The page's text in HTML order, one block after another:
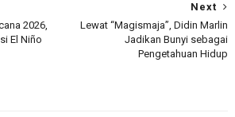
Next
Lewat “Magismaja”, Didin Marlin
Jadikan Bunyi sebagai
Pengetahuan Hidup
2026,
El Niño